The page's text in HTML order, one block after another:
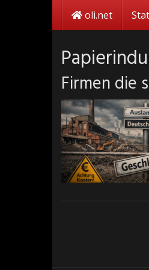
oli.net
Firmen die